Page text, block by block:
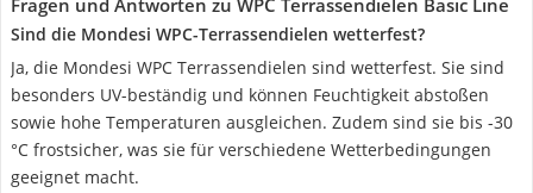
Fragen und Antworten zu WPC Terrassendielen Basic Line
Sind die Mondesi WPC-Terrassendielen wetterfest?
Ja, die Mondesi WPC Terrassendielen sind wetterfest. Sie sind
besonders UV-beständig und können Feuchtigkeit abstoßen
sowie hohe Temperaturen ausgleichen. Zudem sind sie bis -30
°C frostsicher, was sie für verschiedene Wetterbedingungen
geeignet macht.